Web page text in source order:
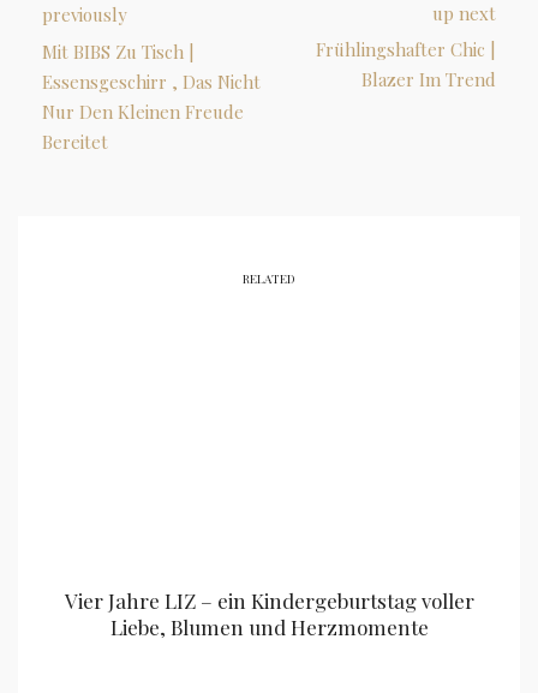
previously
Mit BIBS Zu Tisch |
Essensgeschirr , Das Nicht
Nur Den Kleinen Freude
Bereitet
up next
Frühlingshafter Chic |
Blazer Im Trend
RELATED
Vier Jahre LIZ – ein Kindergeburtstag voller
Liebe, Blumen und Herzmomente